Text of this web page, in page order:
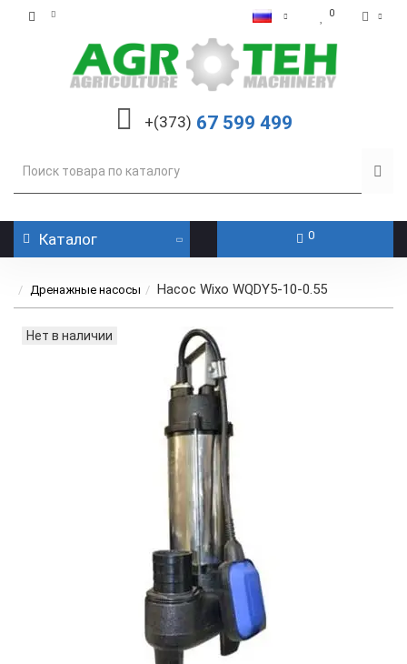
0
+(373) 67 599 499
Каталог 0
Дренажные насосы Насос Wixo WQDY5-10-0.55
Нет в наличии